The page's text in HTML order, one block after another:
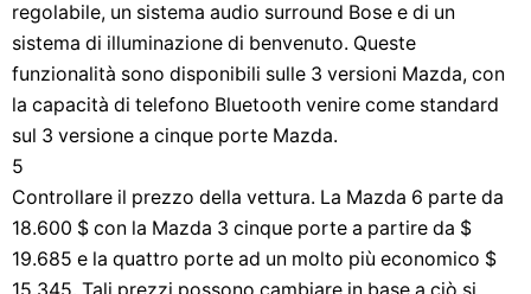
regolabile, un sistema audio surround Bose e di un
sistema di illuminazione di benvenuto. Queste
funzionalità sono disponibili sulle 3 versioni Mazda, con
la capacità di telefono Bluetooth venire come standard
sul 3 versione a cinque porte Mazda.
5
Controllare il prezzo della vettura. La Mazda 6 parte da
18.600 $ con la Mazda 3 cinque porte a partire da $
19.685 e la quattro porte ad un molto più economico $